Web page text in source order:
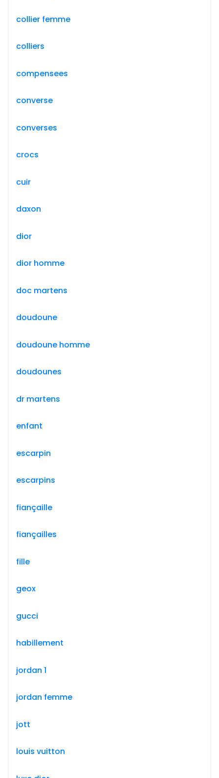
collier femme
colliers
compensees
converse
converses
crocs
cuir
daxon
dior
dior homme
doc martens
doudoune
doudoune homme
doudounes
dr martens
enfant
escarpin
escarpins
fiançaille
fiançailles
fille
geox
gucci
habillement
jordan 1
jordan femme
jott
louis vuitton